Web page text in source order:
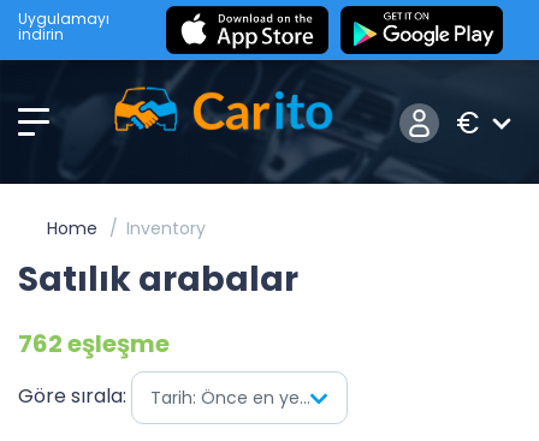
Uygulamayı
indirin
€
Home Inventory
Satılık arabalar
762 eşleşme
Göre sırala: Tarih: Önce en yenisi